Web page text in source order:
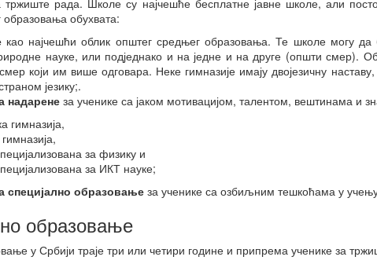
Студентски домови
тржиште рада. Школе су најчешће бесплатне јавне школе, али
обухвата:
као најчешћи облик општег средњег образовања. Те школе могу да
науке, или подједнако и на једне и на друге (општи смер).
који им више одговара. Неке гимназије имају двојезичну
језику;.
надаренеза ученике са јаком мотивацијом, талентом, вештинама и
гимназија,
за физику и
за ИКТ науке;
специјално образовање за ученике са озбиљним тешкоћама у
образовање
у Србији траје три или четири године и припрема ученике за